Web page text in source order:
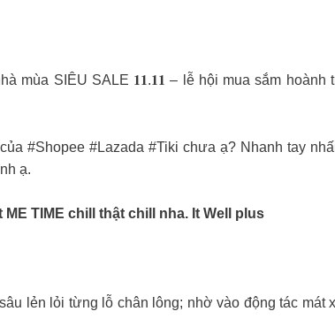
mùa SIÊU SALE 𝟏𝟏.𝟏𝟏 – lễ hội mua sắm hoành
#Shopee #Lazada #Tiki chưa ạ? Nhanh tay
ạ.
TIME chill thật chill nha. It Well plus
lẻn lỏi từng lỗ chân lông; nhờ vào động tác mát